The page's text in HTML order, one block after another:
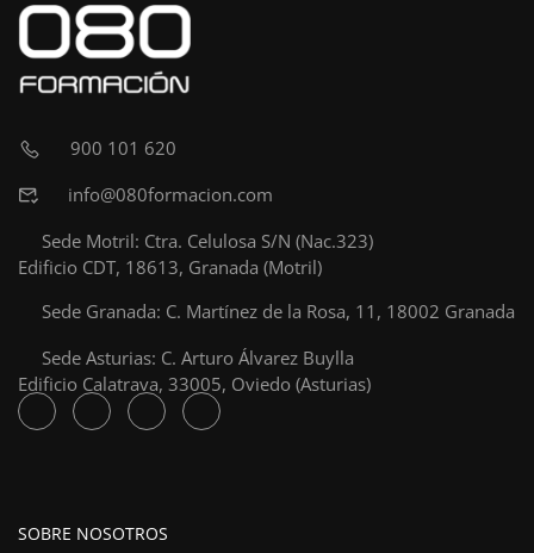
900 101 620
info@080formacion.com
Sede Motril: Ctra. Celulosa S/N (Nac.323)
Edificio CDT, 18613, Granada (Motril)
Sede Granada: C. Martínez de la Rosa, 11, 18002 Granada
Sede Asturias: C. Arturo Álvarez Buylla
Edificio Calatrava, 33005, Oviedo (Asturias)
SOBRE NOSOTROS